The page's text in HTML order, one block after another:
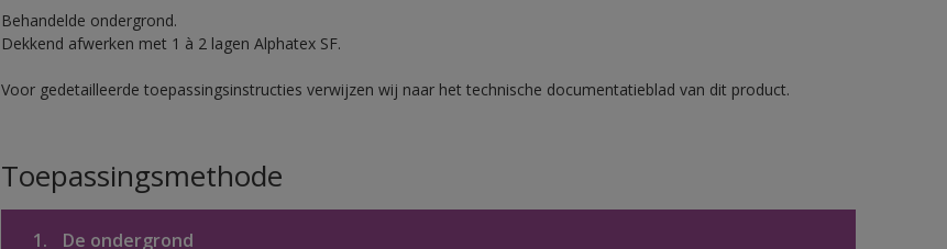
Behandelde ondergrond.
Dekkend afwerken met 1 à 2 lagen Alphatex SF.
Voor gedetailleerde toepassingsinstructies verwijzen wij naar het technische documentatieblad van dit product.
Toepassingsmethode
1. De ondergrond